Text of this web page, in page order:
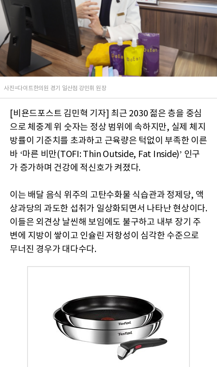
사진=다이트한의원 경기 일산점 강민휘 원장
[비욘드포스트 김민혁 기자] 최근 2030 젊은 층을 중심
으로 체중계 위 숫자는 정상 범위에 속하지만, 실제 체지
방률이 기준치를 초과하고 근육량은 턱없이 부족한 이른
바 ‘마른 비만(TOFI: Thin Outside, Fat Inside)’ 인구
가 증가하며 건강에 적신호가 켜졌다.
이는 배달 음식 위주의 고탄수화물 식습관과 정제당, 액
상과당의 과도한 섭취가 일상화되면서 나타난 현상이다.
이들은 외견상 날씬해 보임에도 불구하고 내부 장기 주
변에 지방이 쌓이고 인슐린 저항성이 심각한 수준으로
무너진 경우가 대다수다.